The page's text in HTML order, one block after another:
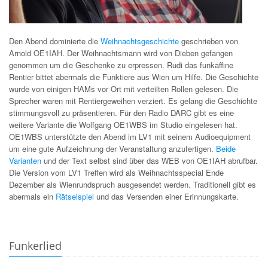
Den Abend dominierte die Weihnachtsgeschichte geschrieben von
Arnold OE1IAH. Der Weihnachtsmann wird von Dieben gefangen
genommen um die Geschenke zu erpressen. Rudi das funkaffine
Rentier bittet abermals die Funktiere aus Wien um Hilfe. Die Geschichte
wurde von einigen HAMs vor Ort mit verteilten Rollen gelesen. Die
Sprecher waren mit Rentiergeweihen verziert. Es gelang die Geschichte
stimmungsvoll zu präsentieren. Für den Radio DARC gibt es eine
weitere Variante die Wolfgang OE1WBS im Studio eingelesen hat.
OE1WBS unterstützte den Abend im LV1 mit seinem Audioequipment
um eine gute Aufzeichnung der Veranstaltung anzufertigen. Beide
Varianten und der Text selbst sind über das WEB von OE1IAH abrufbar.
Die Version vom LV1 Treffen wird als Weihnachtsspecial Ende
Dezember als Wienrundspruch ausgesendet werden. Traditionell gibt es
abermals ein Rätselspiel und das Versenden einer Erinnungskarte.
Funkerlied